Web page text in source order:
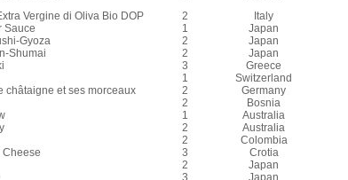
Vergine di Oliva Bio DOP 2
Italy
Sauce 1
Japan
Gyoza 2
Japan
Shumai 2
Japan
3
Greece
1
Switzerland
châtaigne et ses morceaux 2
Germany
2
Bosnia
1
Australia
2
Australia
2
Colombia
Cheese 3
Crotia
2
Japan
3
Japan